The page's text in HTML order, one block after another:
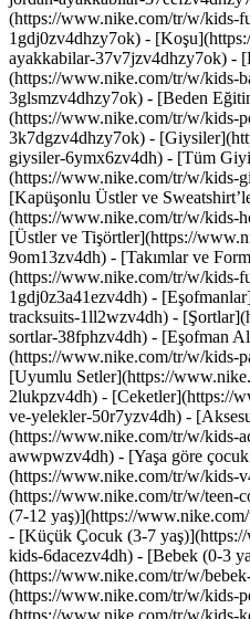
(https://www.nike.com/tr/w/kids-
1gdj0zv4dhzy7ok) -
ayakkabilar-37v7jzv4dhzy7ok) -
(https://www.nike.com/tr/w/kids-
3glsmzv4dhzy7ok) - [Beden
(https://www.nike.com/tr/w/kids-
3k7dgzv4dhzy7ok) -
giysiler-6ymx6zv4dh) - [Tüm
(https://www.nike.com/tr/w/kids-
[Kapüşonlu Üstler ve
(https://www.nike.com/tr/w/kids-
[Üstler ve Tişörtler](https://
9om13zv4dh) - [Takımlar ve
(https://www.nike.com/tr/w/kids-
1gdj0z3a41ezv4dh) -
tracksuits-1ll2wzv4dh) -
sortlar-38fphzv4dh) - [Eşofman
(https://www.nike.com/tr/w/kids-
[Uyumlu Setler](https://
2lukpzv4dh) - [Ceketler](https://
ve-yelekler-50r7yzv4dh) -
(https://www.nike.com/tr/w/kids-
awwpwzv4dh) - [Yaşa göre
(https://www.nike.com/tr/w/kids-
(https://www.nike.com/tr/w/teen-
(7-12 yaş)](https://
- [Küçük Çocuk (3-7
kids-6dacezv4dh) - [Bebek (0-3
(https://www.nike.com/tr/w/
(https://www.nike.com/tr/w/kids-
(https://www.nike.com/tr/w/kids-